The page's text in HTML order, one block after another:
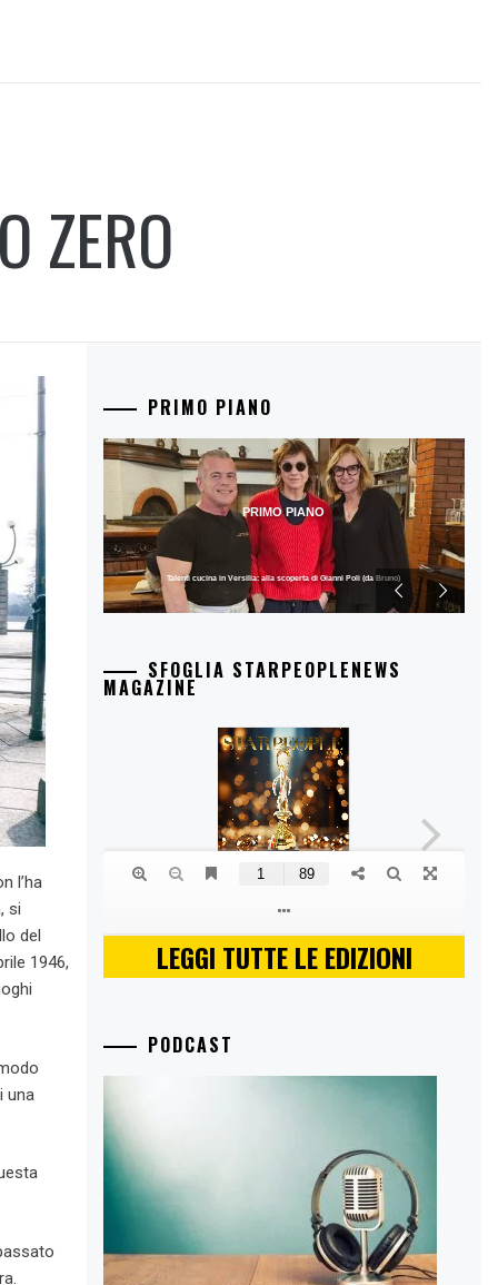
ZERO
l’ha
si
del
1946,
una
PRIMO PIANO
Talenti cucina in Versilia: alla scoperta di Gianni Poli (da Bruno)
PRIMO PIANO
SFOGLIA STARPEOPLENEWS
MAGAZINE
LEGGI TUTTE LE EDIZIONI
PODCAST